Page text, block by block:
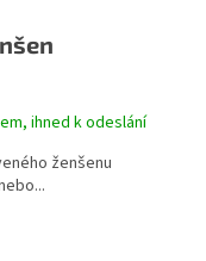
ihned k odeslání
ženšenu